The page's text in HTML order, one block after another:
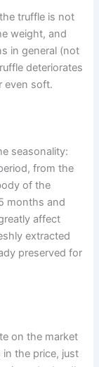
truffle is not
weight, and
in general (not
deteriorates
even soft.
seasonality:
from the
of the
months and
affect
extracted
preserved for
on the market
the price, just